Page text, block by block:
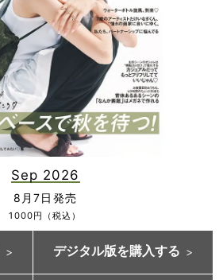
Sep 2026
8月7日発売
1000円（税込）
デジタル版を購入する